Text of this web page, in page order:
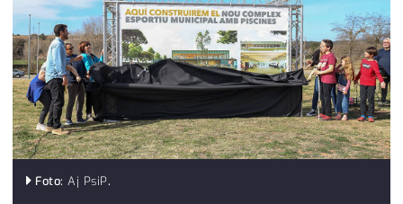
opinió
política
promo serveis
reportatge
Foto: Aj PsiP.